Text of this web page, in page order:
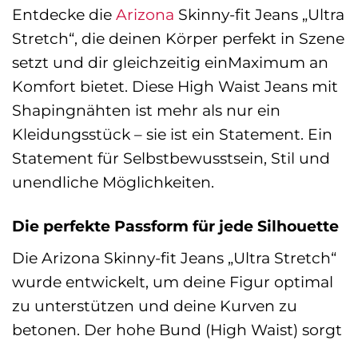
Entdecke die Arizona Skinny-fit Jeans „Ultra
Stretch“, die deinen Körper perfekt in Szene
setzt und dir gleichzeitig einMaximum an
Komfort bietet. Diese High Waist Jeans mit
Shapingnähten ist mehr als nur ein
Kleidungsstück – sie ist ein Statement. Ein
Statement für Selbstbewusstsein, Stil und
unendliche Möglichkeiten.
Die perfekte Passform für jede Silhouette
Die Arizona Skinny-fit Jeans „Ultra Stretch“
wurde entwickelt, um deine Figur optimal
zu unterstützen und deine Kurven zu
betonen. Der hohe Bund (High Waist) sorgt